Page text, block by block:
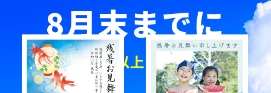
8月末までに
昨年10万件以上 のご利用実績※
残暑見舞い